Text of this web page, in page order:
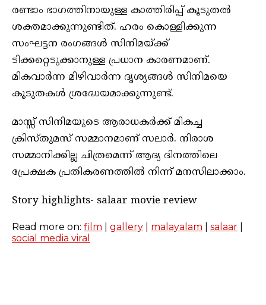
രണ്ടാം ഭാഗത്തിനായുള്ള കാത്തിരിപ്പ് കൂടുതൽ
ശക്തമാക്കുന്നുണ്ടിത്. ഹരം കൊള്ളിക്കുന്ന
സംഘട്ടന രംഗങ്ങൾ സിനിമയ്ക്ക്
ടിക്കറ്റെടുക്കാനുള്ള പ്രധാന കാരണമാണ്.
മികവാർന്ന മിഴിവാർന്ന ദൃശ്യങ്ങൾ സിനിമയെ
കൂടുതകൾ ശ്രദ്ധേയമാക്കുന്നുണ്ട്.
മാസ്സ് സിനിമയുടെ ആരാധകർക്ക് മികച്ച
ക്രിസ്തുമസ് സമ്മാനമാണ് സലാർ. നിരാശ
സമ്മാനിക്കില്ല ചിത്രമെന്ന് ആദ്യ ദിനത്തിലെ
പ്രേക്ഷക പ്രതികരണത്തിൽ നിന്ന് മനസിലാക്കാം.
Story highlights- salaar movie review
Read more on: film gallery malayalam salaar
social media viral